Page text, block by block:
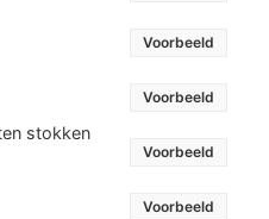
Voorbeeld
Voorbeeld
stokken
Voorbeeld
Voorbeeld